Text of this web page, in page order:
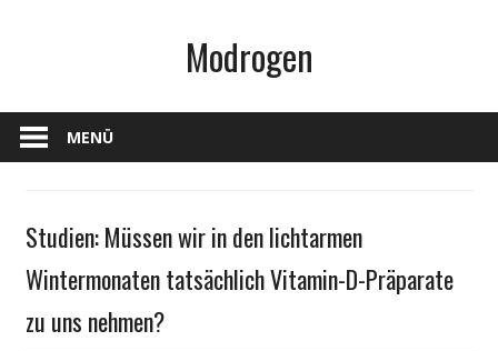
Modrogen
MENÜ
Studien: Müssen wir in den lichtarmen
Wintermonaten tatsächlich Vitamin-D-Präparate
zu uns nehmen?